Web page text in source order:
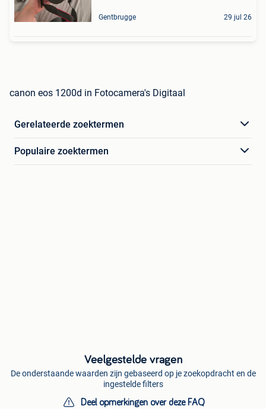
Gentbrugge 29 jul 26
canon eos 1200d in Fotocamera's Digitaal
Gerelateerde zoektermen
Populaire zoektermen
Veelgestelde vragen
De onderstaande waarden zijn gebaseerd op je zoekopdracht en de
ingestelde filters
Deel opmerkingen over deze FAQ